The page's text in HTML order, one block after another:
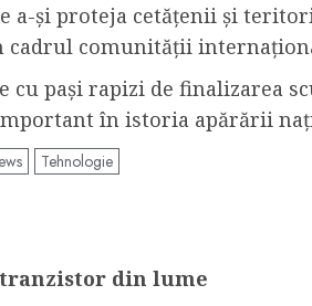
a-și proteja cetățenii și
cadrul comunității
cu pași rapizi de
în istoria apărării
Tehnologie
din lume